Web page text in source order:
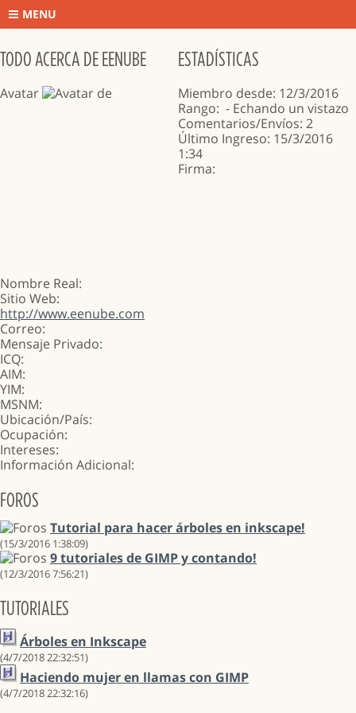
MENU
TODO ACERCA DE EENUBE
Avatar
Nombre Real:
Sitio Web:
http://www.eenube.com
Correo:
Mensaje Privado:
ICQ:
AIM:
YIM:
MSNM:
Ubicación/País:
Ocupación:
Intereses:
Información Adicional:
ESTADÍSTICAS
Miembro desde: 12/3/2016
Rango: - Echando un vistazo
Comentarios/Envíos: 2
Último Ingreso: 15/3/2016
1:34
Firma:
FOROS
Tutorial para hacer árboles en inkscape!
(15/3/2016 1:38:09)
9 tutoriales de GIMP y contando!
(12/3/2016 7:56:21)
TUTORIALES
Árboles en Inkscape
(4/7/2018 22:32:51)
Haciendo mujer en llamas con GIMP
(4/7/2018 22:32:16)